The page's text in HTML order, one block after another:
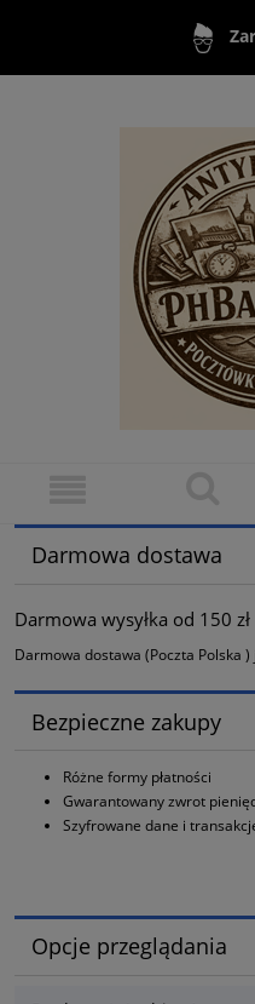
Darmowa dostawa
Darmowa wysyłka od 150 zł
Darmowa dostawa (Poczta Polska )
Bezpieczne zakupy
Różne formy płatności
Gwarantowany zwrot
Szyfrowane dane i
Opcje przeglądania